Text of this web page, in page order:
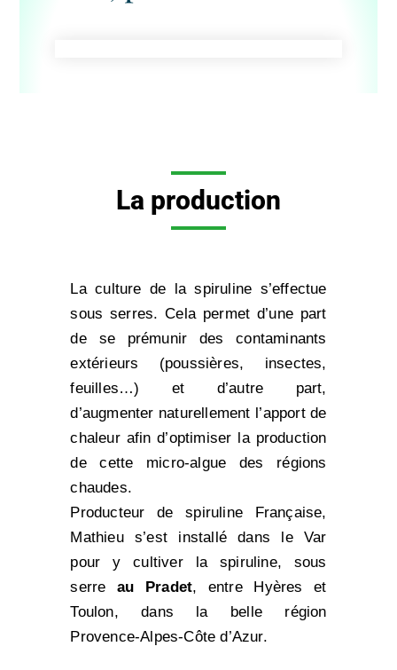
La production
La culture de la spiruline s’effectue
sous serres. Cela permet d’une part
de se prémunir des contaminants
extérieurs (poussières, insectes,
feuilles…) et d’autre part,
d’augmenter naturellement l’apport de
chaleur afin d’optimiser la production
de cette micro-algue des régions
chaudes.
Producteur de spiruline Française,
Mathieu s’est installé dans le Var
pour y cultiver la spiruline, sous
serre au Pradet, entre Hyères et
Toulon, dans la belle région
Provence-Alpes-Côte d’Azur.